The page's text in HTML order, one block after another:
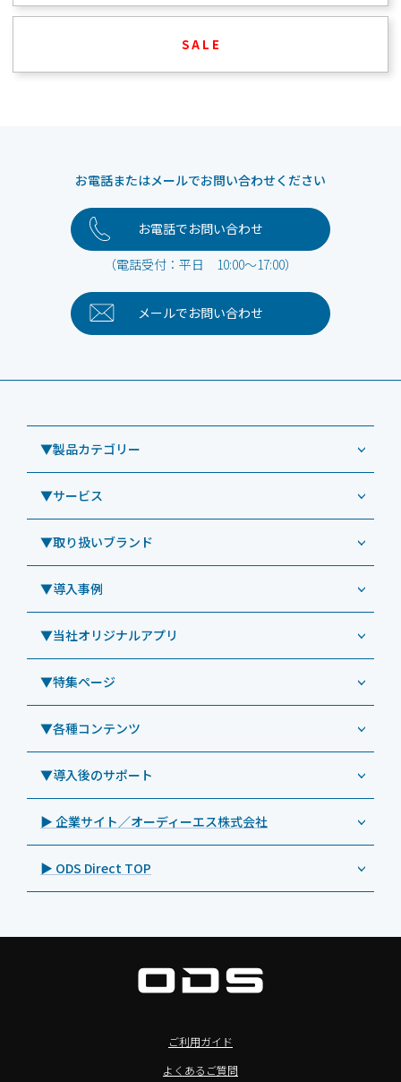
S A L E
お電話またはメールでお問い合わせください
お電話でお問い合わせ
（電話受付：平日 10:00～17:00）
メールでお問い合わせ
▼製品カテゴリー
業務用タブレット
Windowsタブレット TW2A-NF9LTA
Windowsタブレット TW2A-N9LTA
Windowsタブレット TW2A-N9LT
Windowsタブレット TW2A-E9LT
Androidタブレット TA2C-NF8
Androidタブレット TA2C-NF8BL
Androidタブレット TA2C-CS8
Androidタブレット TA2C-CS8BL
Androidタブレット TA2C-DR94G
Androidタブレット TA2C-M8AC
Androidタブレット TA2C-M8
デジタルホワイトボード／電子黒板
▼サービス
コールセンター
CRMシステム「カイゼンコール」
リペアサービス
教育機関向けiPad修理パック
社内ヘルプデスク代行サービス
教育機関向けiPad管理運用パック
教育機関向けICT支援ソリューション
教育機関向けネットワーク機器導入保守
キッティング
自治体向けDXソリューションサービス
法人向けiPad修理＆デバイス買取サービス
▼取り扱いブランド
ODS（オーディーエス）
LG（エルジー）
ViewSonic（ビューソニック）
PHILIPS（フィリップス）
DynaScan（ダイナスキャン）
SAMSUNG（サムスン）
Goodview（グッドビュー）
Cloudpoint（クラウドポイント）
BenQ（ベンキュー）
Magconn（マグコン）
BIAMP ／ Apart Audio（バイアンプ）
SpeakerCraft（スピーカークラフト）
▼導入事例
導入事例（業務用タブレット、デジタルサイネージほか）
事例：業務用タブレット端末
事例：業務用サイネージ・プロジェクター
事例：業務用オーディオ・その他AV機器
事例：サービス
▼当社オリジナルアプリ
業務効率化アプリ「NFCオプティマイザー」
サポート支援アプリ「ログ送信アプリ」
MDMアプリ「Tablet Control」
▼特集ページ
業務用タブレット
>特長1：USB Type-Aポート
>特長2：microHDMIポート
>特長3：AC常時給電タイプ
>飲食向けタブレット
>ホテル向けタブレット
>NFCタブレット
>Windowsタブレット
オーディーエスが選ばれる理由
▼各種コンテンツ
特集記事
製品カタログ
プレスリリース
製品写真
▼導入後のサポート
オーディーエスPCカスタマーセンター
▶ 企業サイト／オーディーエス株式会社
▶ ODS Direct TOP
ご利用ガイド
よくあるご質問